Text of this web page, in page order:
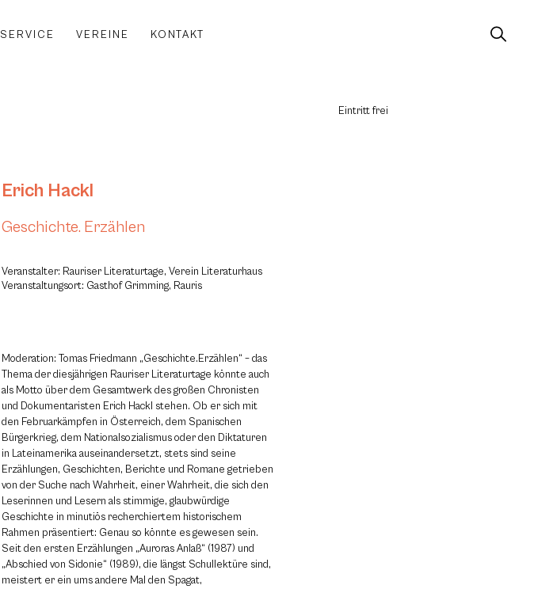
SERVICE VEREINE KONTAKT
Eintritt frei
Erich Hackl
Geschichte. Erzählen
Veranstalter: Rauriser Literaturtage, Verein Literaturhaus
Veranstaltungsort: Gasthof Grimming, Rauris
Moderation: Tomas Friedmann „Geschichte.Erzählen“ – das
Thema der diesjährigen Rauriser Literaturtage könnte auch
als Motto über dem Gesamtwerk des großen Chronisten
und Dokumentaristen Erich Hackl stehen. Ob er sich mit
den Februarkämpfen in Österreich, dem Spanischen
Bürgerkrieg, dem Nationalsozialismus oder den Diktaturen
in Lateinamerika auseinandersetzt, stets sind seine
Erzählungen, Geschichten, Berichte und Romane getrieben
von der Suche nach Wahrheit, einer Wahrheit, die sich den
Leserinnen und Lesern als stimmige, glaubwürdige
Geschichte in minutiös recherchiertem historischem
Rahmen präsentiert: Genau so könnte es gewesen sein.
Seit den ersten Erzählungen „Auroras Anlaß“ (1987) und
„Abschied von Sidonie“ (1989), die längst Schullektüre sind,
meistert er ein ums andere Mal den Spagat,